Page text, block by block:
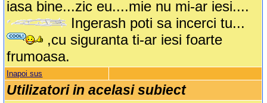
iasa bine...zic eu....mie nu mi-ar iesi....
Ingerash poti sa incerci tu...
,cu siguranta ti-ar iesi foarte
frumoasa.
Inapoi sus
Utilizatori in acelasi subiect